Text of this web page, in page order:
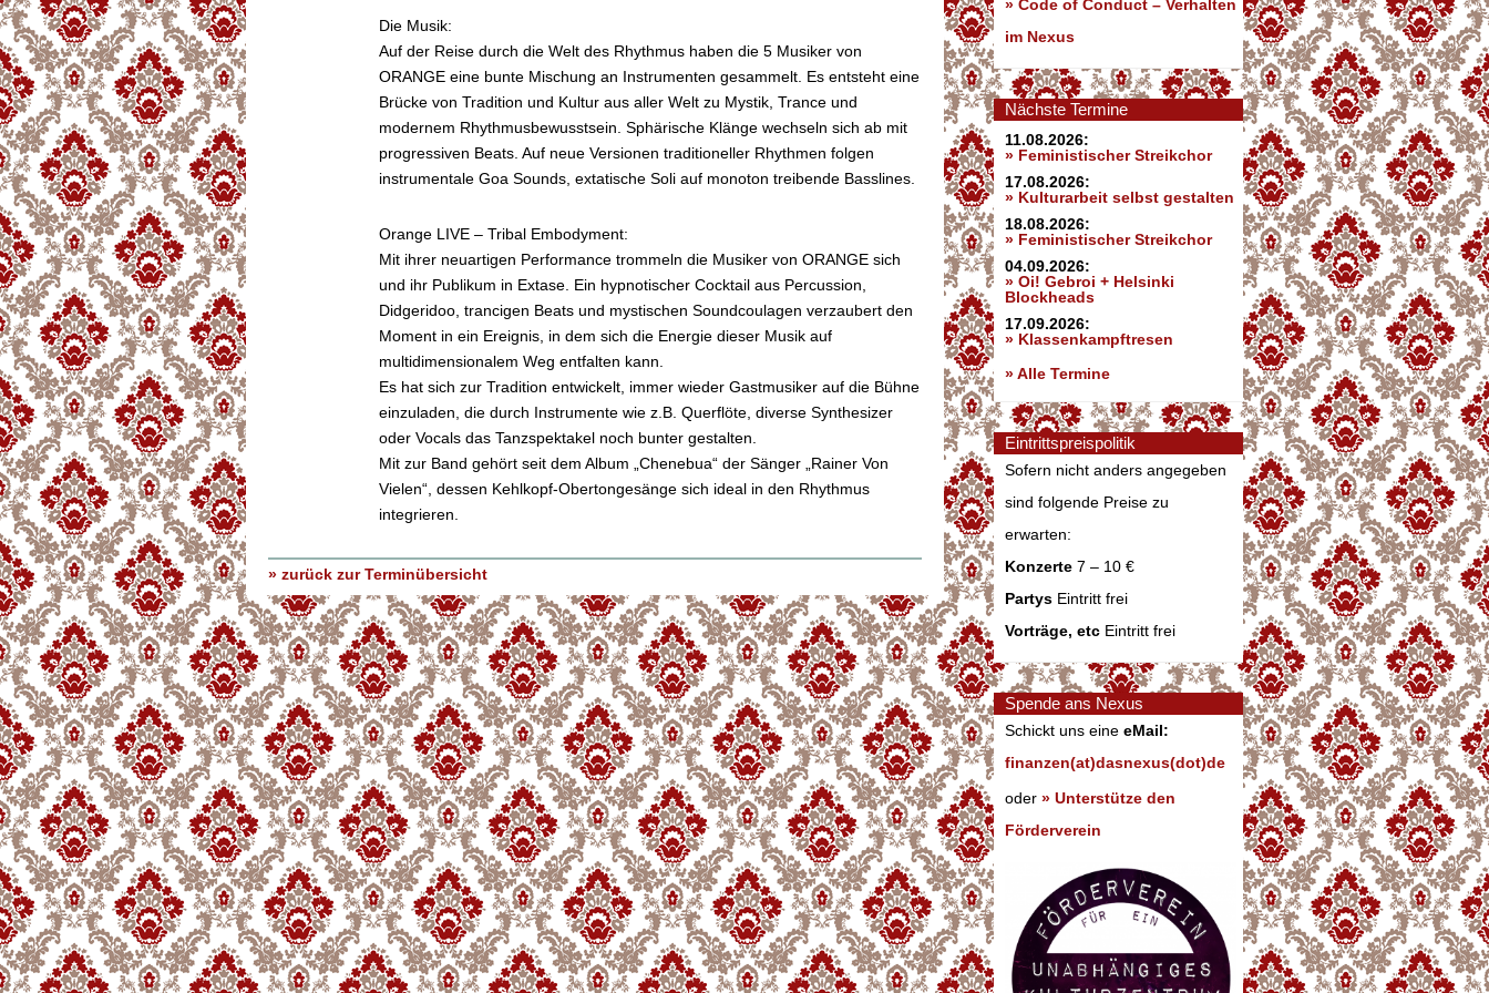
Die Musik:
Auf der Reise durch die Welt des Rhythmus haben die 5 Musiker von
ORANGE eine bunte Mischung an Instrumenten gesammelt. Es entsteht eine
Brücke von Tradition und Kultur aus aller Welt zu Mystik, Trance und
modernem Rhythmusbewusstsein. Sphärische Klänge wechseln sich ab mit
progressiven Beats. Auf neue Versionen traditioneller Rhythmen folgen
instrumentale Goa Sounds, extatische Soli auf monoton treibende Basslines.
Orange LIVE – Tribal Embodyment:
Mit ihrer neuartigen Performance trommeln die Musiker von ORANGE sich
und ihr Publikum in Extase. Ein hypnotischer Cocktail aus Percussion,
Didgeridoo, trancigen Beats und mystischen Soundcoulagen verzaubert den
Moment in ein Ereignis, in dem sich die Energie dieser Musik auf
multidimensionalem Weg entfalten kann.
Es hat sich zur Tradition entwickelt, immer wieder Gastmusiker auf die Bühne
einzuladen, die durch Instrumente wie z.B. Querflöte, diverse Synthesizer
oder Vocals das Tanzspektakel noch bunter gestalten.
Mit zur Band gehört seit dem Album „Chenebua“ der Sänger „Rainer Von
Vielen“, dessen Kehlkopf-Obertongesänge sich ideal in den Rhythmus
integrieren.
» zurück zur Terminübersicht
» Code of Conduct – Verhalten
im Nexus
Nächste Termine
11.08.2026:
» Feministischer Streikchor
17.08.2026:
» Kulturarbeit selbst gestalten
18.08.2026:
» Feministischer Streikchor
04.09.2026:
» Oi! Gebroi + Helsinki
Blockheads
17.09.2026:
» Klassenkampftresen
» Alle Termine
Eintrittspreispolitik
Sofern nicht anders angegeben
sind folgende Preise zu
erwarten:
Konzerte 7 – 10 €
Partys Eintritt frei
Vorträge, etc Eintritt frei
Spende ans Nexus
Schickt uns eine eMail:
finanzen(at)dasnexus(dot)de
oder » Unterstütze den
Förderverein